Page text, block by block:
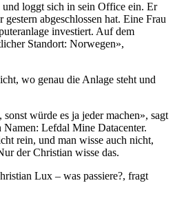
loggt sich in sein Office ein. Er
gestern abgeschlossen hat. Eine Frau
investiert. Auf dem
Standort: Norwegen»,
wo genau die Anlage steht und
würde es ja jeder machen», sagt
Lefdal Mine Datacenter.
rein, und man wisse auch nicht,
der Christian wisse das.
Lux – was passiere?, fragt